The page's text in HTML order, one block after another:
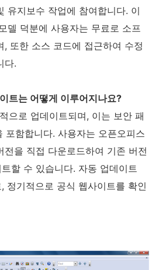
유지보수 작업에 참여합니다. 이
델 덕분에 사용자는 무료로 소프
, 또한 소스 코드에 접근하여 수정
다.
트는 어떻게 이루어지나요?
으로 업데이트되며, 이는 보안 패
포함합니다. 사용자는 오픈오피스
을 직접 다운로드하여 기존 버전
할 수 있습니다. 자동 업데이트
정기적으로 공식 웹사이트를 확인